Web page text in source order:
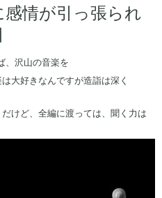
情が引っ張られ
、沢山の音楽を
大好きなんですが造詣は深く
けど、全編に渡っては、聞く力は